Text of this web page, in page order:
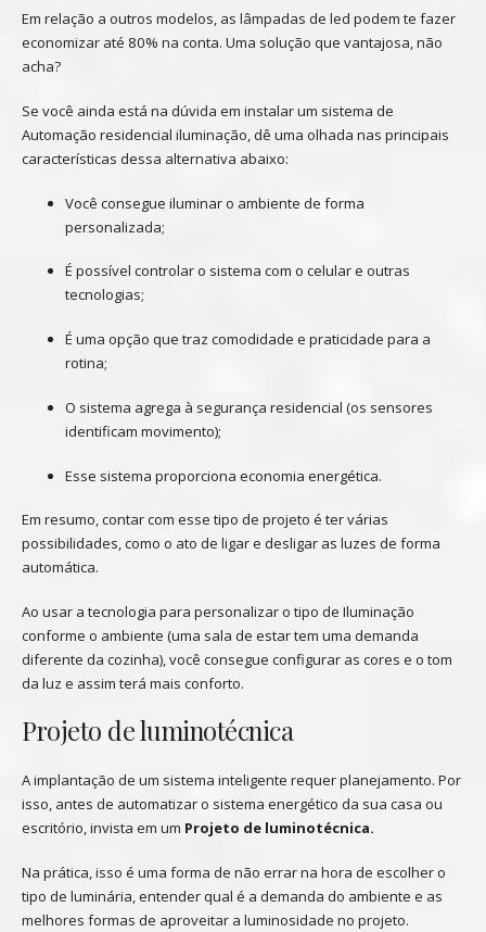
Em relação a outros modelos, as lâmpadas de led podem te fazer
economizar até 80% na conta. Uma solução que vantajosa, não
acha?
Se você ainda está na dúvida em instalar um sistema de
Automação residencial iluminação, dê uma olhada nas principais
características dessa alternativa abaixo:
Você consegue iluminar o ambiente de forma
personalizada;
É possível controlar o sistema com o celular e outras
tecnologias;
É uma opção que traz comodidade e praticidade para a
rotina;
O sistema agrega à segurança residencial (os sensores
identificam movimento);
Esse sistema proporciona economia energética.
Em resumo, contar com esse tipo de projeto é ter várias
possibilidades, como o ato de ligar e desligar as luzes de forma
automática.
Ao usar a tecnologia para personalizar o tipo de Iluminação
conforme o ambiente (uma sala de estar tem uma demanda
diferente da cozinha), você consegue configurar as cores e o tom
da luz e assim terá mais conforto.
Projeto de luminotécnica
A implantação de um sistema inteligente requer planejamento. Por
isso, antes de automatizar o sistema energético da sua casa ou
escritório, invista em um Projeto de luminotécnica.
Na prática, isso é uma forma de não errar na hora de escolher o
tipo de luminária, entender qual é a demanda do ambiente e as
melhores formas de aproveitar a luminosidade no projeto.